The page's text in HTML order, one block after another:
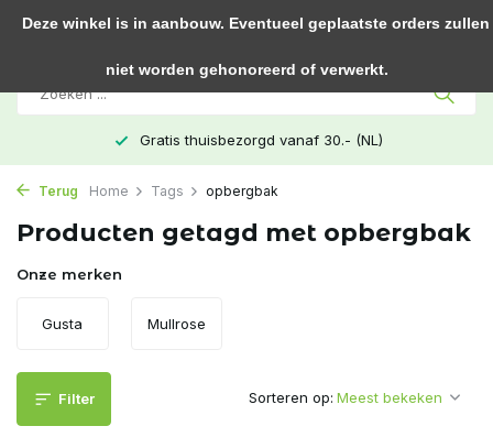
Gratis thuisbezorgd vanaf 30.- (NL)
Terug Home Tags opbergbak
Producten getagd met opbergbak
Onze merken
Gusta Mullrose
Filter Sorteren op:
Deze winkel is in aanbouw. Eventueel geplaatste orders zullen
niet worden gehonoreerd of verwerkt.